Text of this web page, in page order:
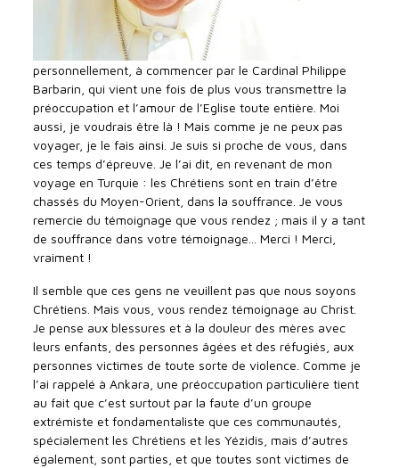
personnellement, à commencer par le Cardinal Philippe
Barbarin, qui vient une fois de plus vous transmettre la
préoccupation et l’amour de l’Eglise toute entière. Moi
aussi, je voudrais être là ! Mais comme je ne peux pas
voyager, je le fais ainsi. Je suis si proche de vous, dans
ces temps d’épreuve. Je l’ai dit, en revenant de mon
voyage en Turquie : les Chrétiens sont en train d’être
chassés du Moyen-Orient, dans la souffrance. Je vous
remercie du témoignage que vous rendez ; mais il y a tant
de souffrance dans votre témoignage... Merci ! Merci,
vraiment !
Il semble que ces gens ne veuillent pas que nous soyons
Chrétiens. Mais vous, vous rendez témoignage au Christ.
Je pense aux blessures et à la douleur des mères avec
leurs enfants, des personnes âgées et des réfugiés, aux
personnes victimes de toute sorte de violence. Comme je
l’ai rappelé à Ankara, une préoccupation particulière tient
au fait que c’est surtout par la faute d’un groupe
extrémiste et fondamentaliste que ces communautés,
spécialement les Chrétiens et les Yézidis, mais d’autres
également, sont parties, et que toutes sont victimes de